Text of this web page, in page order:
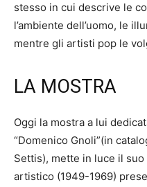
stesso in cui descrive le
l’ambiente dell’uomo, le
mentre gli artisti pop le
LA MOSTRA
Oggi la mostra a lui
“Domenico Gnoli”(in
Settis), mette in luce il
artistico (1949-1969)